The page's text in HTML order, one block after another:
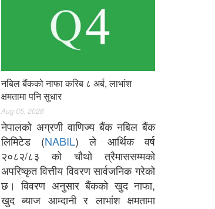
नबिल बैंकको नाफा करिब ८ अर्ब, लाभांश
क्षमतामा पनि सुधार
Aug 05, 2026
नेपालको अग्रणी वाणिज्य बैंक नबिल बैंक
लिमिटेड (NABIL) ले आर्थिक वर्ष
२०८२/८३ को चौथो त्रैमाससम्मको
अपरिष्कृत वित्तीय विवरण सार्वजनिक गरेको
छ। विवरण अनुसार बैंकको खुद नाफा,
खुद ब्याज आम्दानी र लाभांश क्षमतामा